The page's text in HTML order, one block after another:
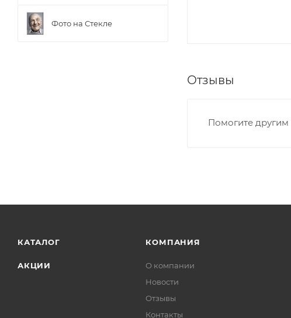
Отзывы
Помогите
Фото на Стекле
КАТАЛОГ
АКЦИИ
КОМПАНИЯ
О компании
Новости
Отзывы
Контакты